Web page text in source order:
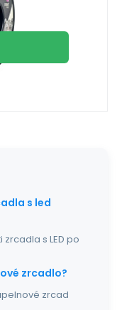
vlákny,
s led
s LED po
zrcadlo?
zrcad